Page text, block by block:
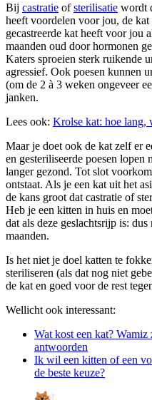
Bij castratie ofsterilisatie wordt
heeft voordelen voor jou, de kat
gecastreerde kat heeft voor jou
maanden oud door hormonen
Katers sproeien sterk ruikende
agressief. Ook poesen kunnen
(om de 2 à 3 weken ongeveer
janken.
Lees ook: Krolse kat: hoe lang,
Maar je doet ook de kat zelf er
en gesteriliseerde poesen lopen
langer gezond. Tot slot
ontstaat. Als je een kat uit het
de kans groot dat castratie of
Heb je een kitten in huis en
dat als deze geslachtsrijp is:
maanden.
Is het niet je doel katten te
steriliseren (als dat nog niet
de kat en goed voor de rest
Wellicht ook interessant:
Wat kost een kat?
antwoorden
Ik wil een kitten of een
de beste keuze?